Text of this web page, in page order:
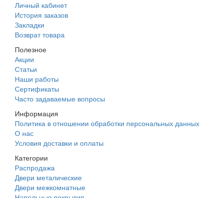
Личный кабинет
История заказов
Закладки
Возврат товара
Полезное
Акции
Статьи
Наши работы
Сертификаты
Часто задаваемые вопросы
Информация
Политика в отношении обработки персональных данных
О нас
Условия доставки и оплаты
Категории
Распродажа
Двери металические
Двери межкомнатные